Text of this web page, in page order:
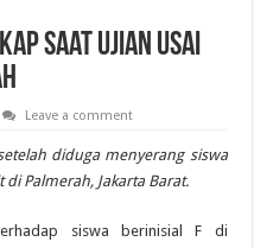
Saat Ujian Usai
Leave a comment
diduga menyerang siswa
Palmerah, Jakarta Barat.
siswa berinisial F di